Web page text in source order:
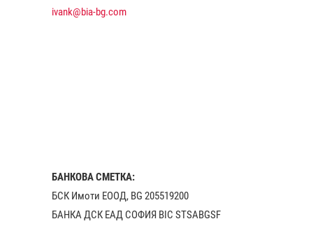
ivank@bia-bg.com
БАНКОВА СМЕТКА:
БСК Имоти ЕООД, BG 205519200
БАНКА ДСК EАД СОФИЯ BIC STSABGSF